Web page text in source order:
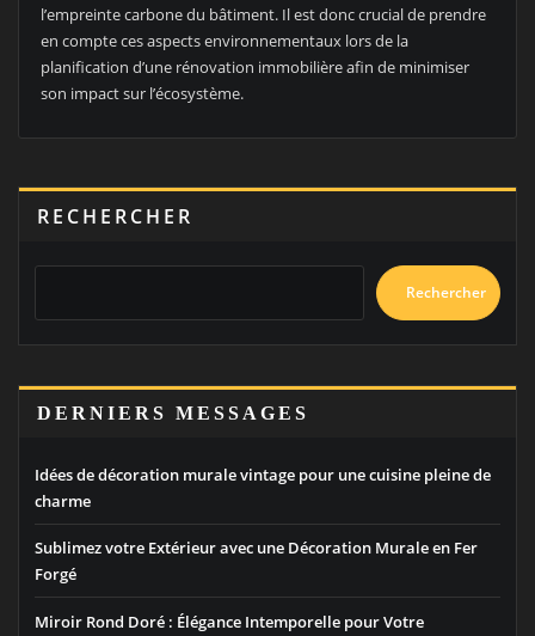
l’empreinte carbone du bâtiment. Il est donc crucial de prendre
en compte ces aspects environnementaux lors de la
planification d’une rénovation immobilière afin de minimiser
son impact sur l’écosystème.
RECHERCHER
Rechercher
DERNIERS MESSAGES
Idées de décoration murale vintage pour une cuisine pleine de
charme
Sublimez votre Extérieur avec une Décoration Murale en Fer
Forgé
Miroir Rond Doré : Élégance Intemporelle pour Votre